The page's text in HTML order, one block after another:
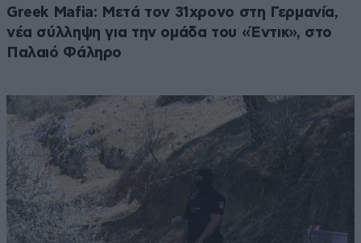
Greek Mafia: Μετά τον 31χρονο στη Γερμανία,
νέα σύλληψη για την ομάδα του «Έντικ», στο
Παλαιό Φάληρο